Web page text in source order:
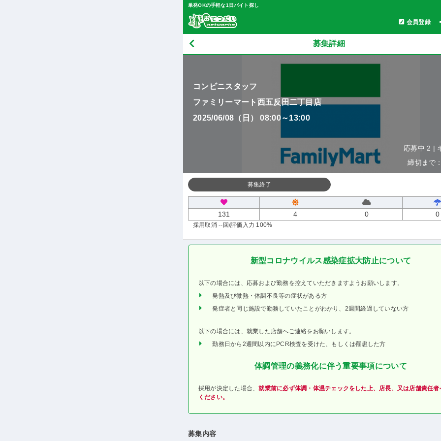
単発OKの手軽な1日バイト探し
会員登録
募集詳細
コンビニスタッフ
ファミリーマート西五反田二丁目店
2025/06/08（日） 08:00～13:00
応募中 2 |
締切まで
募集終了
131 4 0 0
採用取消 --回/評価入力 100%
新型コロナウイルス感染症拡大防止について
以下の場合には、応募および勤務を控えていただきますようお願いします。
発熱及び微熱・体調不良等の症状がある方
発症者と同じ施設で勤務していたことがわかり、2週間経過していない方
以下の場合には、就業した店舗へご連絡をお願いします。
勤務日から2週間以内にPCR検査を受けた、もしくは罹患した方
体調管理の義務化に伴う重要事項について
採用が決定した場合、就業前に必ず体調・体温チェックをした上、店長、又は店舗責任者
ください。
募集内容